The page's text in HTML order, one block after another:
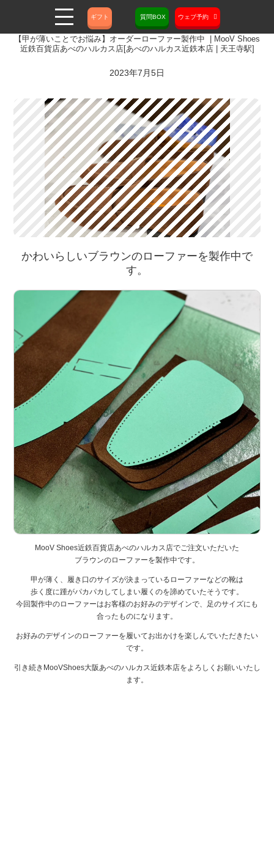
ギフト 質問BOX ウェブ予約
【甲が薄いことでお悩み】オーダーローファー製作中 | MooV Shoes
近鉄百貨店あべのハルカス店[あべのハルカス近鉄本店 | 天王寺駅]
2023年7月5日
かわいらしいブラウンのローファーを製作中で
す。
MooV Shoes近鉄百貨店あべのハルカス店でご注文いただいた
ブラウンのローファーを製作中です。
甲が薄く、履き口のサイズが決まっているローファーなどの靴は
歩く度に踵がパカパカしてしまい履くのを諦めていたそうです。
今回製作中のローファーはお客様のお好みのデザインで、足のサイズにも
合ったものになります。
お好みのデザインのローファーを履いてお出かけを楽しんでいただきたい
です。
引き続きMooVShoes大阪あべのハルカス近鉄本店をよろしくお願いいたし
ます。